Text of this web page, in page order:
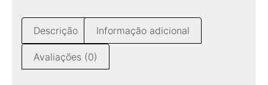
Descrição Informação adicional
Avaliações (0)